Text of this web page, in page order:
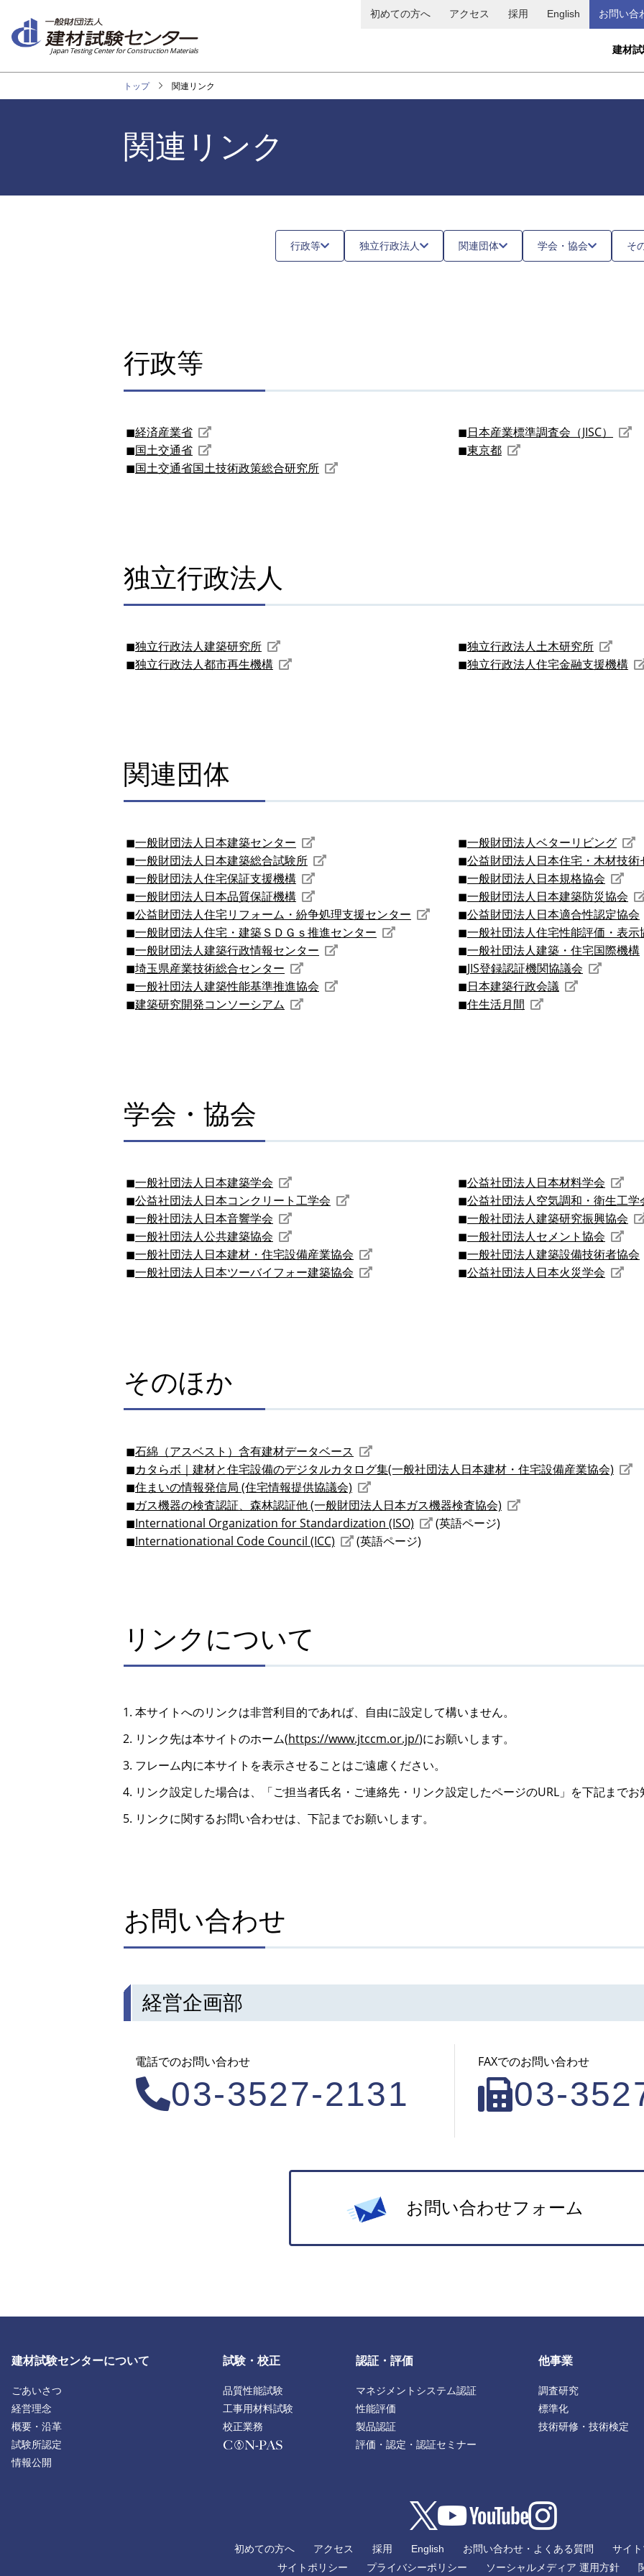
テ
Japan Testing Center for Construction Materials
初めての方へ アクセス 採用 English お問い合
メ
ョ
ン
建材
トップ 関連リンク
関連リンク
行政等 独立行政法人 関連団体 学会・協会 そ
行政等
経済産業省
日本産業標準調査会（JISC）
国土交通省
東京都
国土交通省国土技術政策総合研究所
独立行政法人
独立行政法人建築研究所
独立行政法人土木研究所
独立行政法人都市再生機構
独立行政法人住宅金融支援機構
関連団体
一般財団法人日本建築センター
一般財団法人ベターリビング
一般財団法人日本建築総合試験所
公益財団法人日本住宅・木材技術
一般財団法人住宅保証支援機構
一般財団法人日本規格協会
一般財団法人日本品質保証機構
一般財団法人日本建築防災協会
公益財団法人住宅リフォーム・紛争処理支援センター
公益財団法人日本適合性認定協会
一般財団法人住宅・建築ＳＤＧｓ推進センター
一般社団法人住宅性能評価・表示
一般財団法人建築行政情報センター
一般社団法人建築・住宅国際機構
埼玉県産業技術総合センター
JIS登録認証機関協議会
一般社団法人建築性能基準推進協会
日本建築行政会議
建築研究開発コンソーシアム
住生活月間
学会・協会
一般社団法人日本建築学会
公益社団法人日本材料学会
公益社団法人日本コンクリート工学会
公益社団法人空気調和・衛生工学
一般社団法人日本音響学会
一般社団法人建築研究振興協会
一般社団法人公共建築協会
一般社団法人セメント協会
一般社団法人日本建材・住宅設備産業協会
一般社団法人建築設備技術者協会
一般社団法人日本ツーバイフォー建築協会
公益社団法人日本火災学会
そのほか
石綿（アスベスト）含有建材データベース
カタらボ｜建材と住宅設備のデジタルカタログ集(一般社団法人日本建材・住宅設備産業協会)
住まいの情報発信局 (住宅情報提供協議会)
ガス機器の検査認証、森林認証他 (一般財団法人日本ガス機器検査協会)
International Organization for Standardization (ISO)
(英語ページ)
Internationational Code Council (ICC)
(英語ページ)
リンクについて
本サイトへのリンクは非営利目的であれば、自由に設定して構いません。
リンク先は本サイトのホーム(https://www.jtccm.or.jp/)にお願いします。
フレーム内に本サイトを表示させることはご遠慮ください。
リンク設定した場合は、「ご担当者氏名・ご連絡先・リンク設定したページのURL」を下記まで
リンクに関するお問い合わせは、下記までお願いします。
お問い合わせ
経営企画部
電話でのお問い合わせ
03-3527-2131
FAXでのお問い合わせ
03-
お問い合わせフォーム
ッ
タ
ー
建材試験センターについて
ごあいさつ
経営理念
概要・沿革
試験所認定
情報公開
試験・校正
品質性能試験
工事用材料試験
校正業務
認証・評価
マネジメントシステム認証
性能評価
製品認証
評価・認定・認証セミナー
他事業
調査研究
標準化
技術研修・技術検定
初めての方へ アクセス 採用 English お問い合わせ・よくある質問
サイ
サイトポリシー
プライバシーポリシー ソーシャルメディア 運用方針